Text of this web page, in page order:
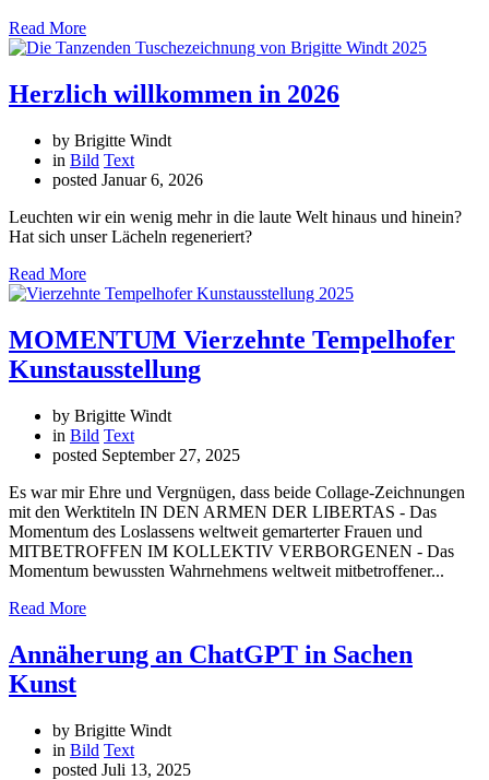
Read More
Herzlich willkommen in 2026
by Brigitte Windt
in Bild Text
posted Januar 6, 2026
Leuchten wir ein wenig mehr in die laute Welt hinaus und hinein?
Hat sich unser Lächeln regeneriert?
Read More
MOMENTUM Vierzehnte Tempelhofer
Kunstausstellung
by Brigitte Windt
in Bild Text
posted September 27, 2025
Es war mir Ehre und Vergnügen, dass beide Collage-Zeichnungen
mit den Werktiteln IN DEN ARMEN DER LIBERTAS - Das
Momentum des Loslassens weltweit gemarterter Frauen und
MITBETROFFEN IM KOLLEKTIV VERBORGENEN - Das
Momentum bewussten Wahrnehmens weltweit mitbetroffener...
Read More
Annäherung an ChatGPT in Sachen
Kunst
by Brigitte Windt
in Bild Text
posted Juli 13, 2025